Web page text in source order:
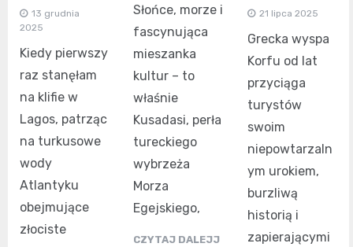
13 grudnia
2025
Kiedy pierwszy
raz stanęłam
na klifie w
Lagos, patrząc
na turkusowe
wody
Atlantyku
obejmujące
złociste
Słońce, morze i
fascynująca
mieszanka
kultur – to
właśnie
Kusadasi, perła
tureckiego
wybrzeża
Morza
Egejskiego,
CZYTAJ DALEJJ
21 lipca 2025
Grecka wyspa
Korfu od lat
przyciąga
turystów
swoim
niepowtarzaln
ym urokiem,
burzliwą
historią i
zapierającymi